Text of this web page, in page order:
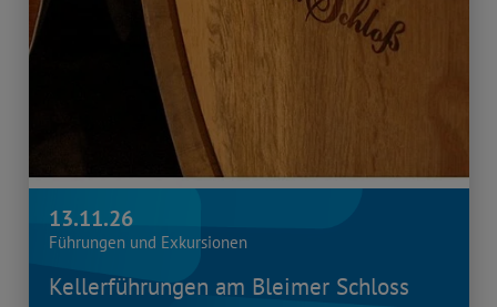
13.11.26
Führungen und Exkursionen
Kellerführungen am Bleimer Schloss